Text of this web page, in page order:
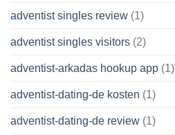
adventist singles review (1)
adventist singles visitors (2)
adventist-arkadas hookup app (1)
adventist-dating-de kosten (1)
adventist-dating-de review (1)